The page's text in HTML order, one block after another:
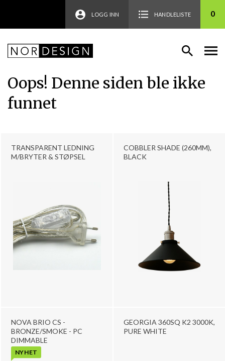
LOGG INN HANDLELISTE 0
Oops! Denne siden ble ikke
funnet
TRANSPARENT LEDNING
M/BRYTER & STØPSEL
COBBLER SHADE (260MM),
BLACK
NOVA BRIO CS -
BRONZE/SMOKE - PC
DIMMABLE
NYHET
GEORGIA 360SQ K2 3000K,
PURE WHITE